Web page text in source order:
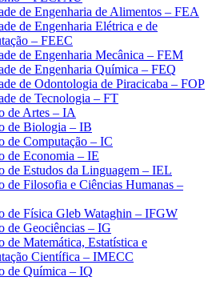
de Engenharia de Alimentos – FEA
de Engenharia Elétrica e de
– FEEC
de Engenharia Mecânica – FEM
de Engenharia Química – FEQ
de Odontologia de Piracicaba – FOP
de Tecnologia – FT
de Artes – IA
de Biologia – IB
de Computação – IC
de Economia – IE
de Estudos da Linguagem – IEL
de Filosofia e Ciências Humanas –
de Física Gleb Wataghin – IFGW
de Geociências – IG
de Matemática, Estatística e
Científica – IMECC
de Química – IQ